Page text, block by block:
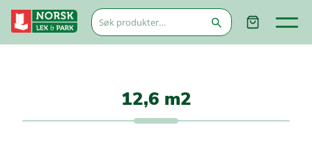
Søk
etter:
12,6 m2